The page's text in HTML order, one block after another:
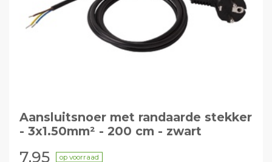
Aansluitsnoer met randaarde stekker
- 3x1.50mm² - 200 cm - zwart
7,95 op voorraad